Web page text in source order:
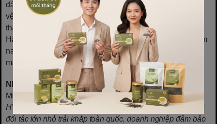
đẩy tinh thần, hỗ trợ tiêu hoá, kiểm soát cân nặng đến bảo
vệ tim mạch và chăm sóc da, sản phẩm này xứng đáng trở
thành lựa chọn tối ưu của bạn.
Hãy bắt đầu thói quen uống trà Lipton nhãn vàng ngay hôm
nay để trải nghiệm những lợi ích vượt trội do sản phẩm
mang lại!
Những câu hỏi thường gặp:
Mua túi lọc trà ở đâu?
HVL là đơn vị cung câp túi lọc trà toàn quốc. Với hơn 1000
đối tác lớn nhỏ trải khắp toàn quốc, doanh nghiệp đảm bảo